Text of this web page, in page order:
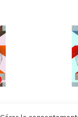
DANEMARK